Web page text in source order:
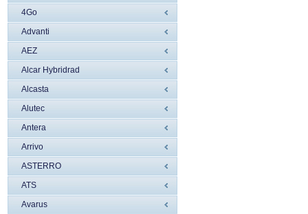
4Go
Advanti
AEZ
Alcar Hybridrad
Alcasta
Alutec
Antera
Arrivo
ASTERRO
ATS
Avarus